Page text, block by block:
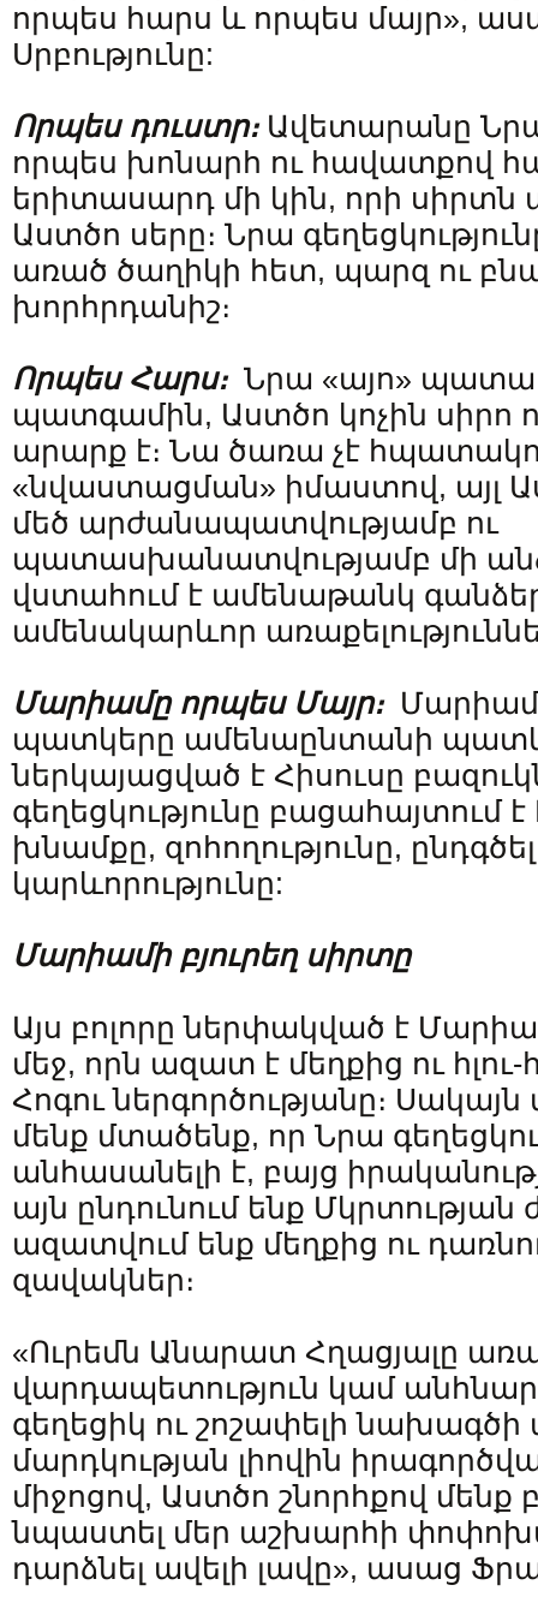
որպես հարս և որպես մայր»,
Սրբությունը:
Որպես դուստր։Ավետարանը
որպես խոնարհ ու հավատքով
երիտասարդ մի կին, որի սիրտն
Աստծո սերը։ Նրա
առած ծաղիկի հետ, պարզ ու
խորհրդանիշ։
Որպես Հարս։Նրա «այո»
պատգամին, Աստծո կոչին սիրո
արարք է։ Նա ծառա չէ
«նվաստացման» իմաստով, այլ
մեծ արժանապատվությամբ ու
պատասխանատվությամբ մի
վստահում է ամենաթանկ
ամենակարևոր
Մարիամը որպես Մայր։
պատկերը ամենաընտանի
ներկայացված է Հիսուսը
գեղեցկությունը բացահայտում է
խնամքը, զոհողությունը,
կարևորությունը:
Մարիամի բյուրեղ սիրտը
Այս բոլորը ներփակված է
մեջ, որն ազատ է մեղքից ու
Հոգու ներգործությանը։
մենք մտածենք, որ Նրա
անհասանելի է, բայց
այն ընդունում ենք
ազատվում ենք մեղքից ու
զավակներ։
«Ուրեմն Անարատ Հղացյալը
վարդապետություն կամ
գեղեցիկ ու շոշափելի
մարդկության լիովին
միջոցով, Աստծո շնորհքով մենք
նպաստել մեր աշխարհի
դարձնել ավելի լավը», ասաց